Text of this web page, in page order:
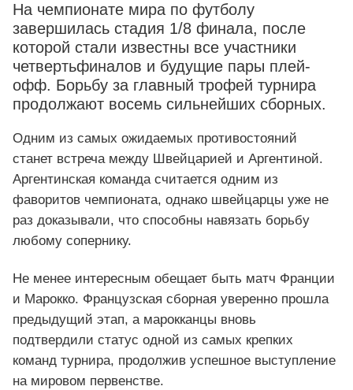
На чемпионате мира по футболу
завершилась стадия 1/8 финала, после
которой стали известны все участники
четвертьфиналов и будущие пары плей-
офф. Борьбу за главный трофей турнира
продолжают восемь сильнейших сборных.
Одним из самых ожидаемых противостояний
станет встреча между Швейцарией и Аргентиной.
Аргентинская команда считается одним из
фаворитов чемпионата, однако швейцарцы уже не
раз доказывали, что способны навязать борьбу
любому сопернику.
Не менее интересным обещает быть матч Франции
и Марокко. Французская сборная уверенно прошла
предыдущий этап, а марокканцы вновь
подтвердили статус одной из самых крепких
команд турнира, продолжив успешное выступление
на мировом первенстве.